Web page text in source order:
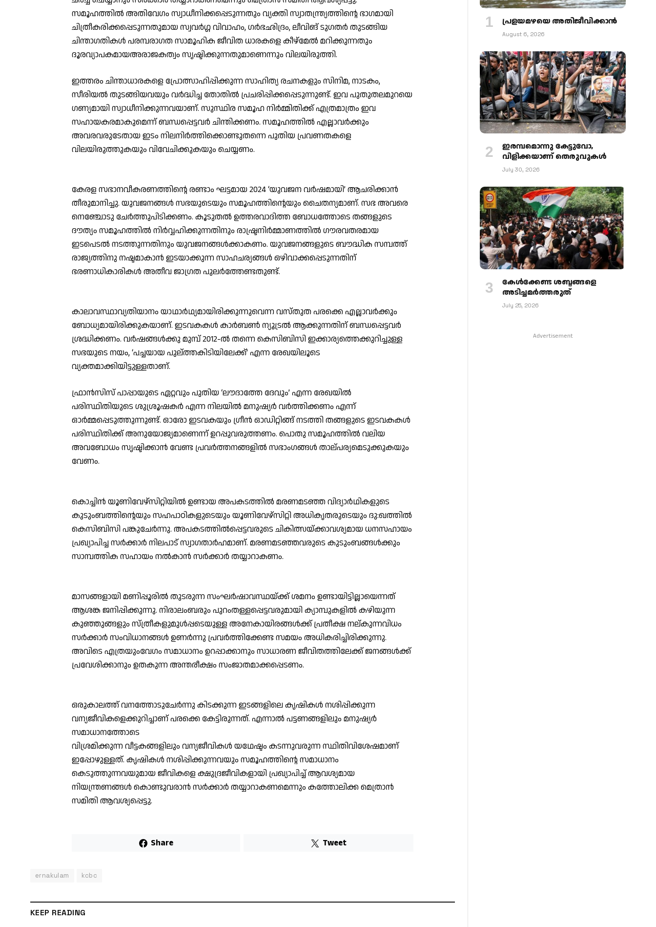
സമൂഹത്തില്‍ അതിവേഗം സ്വാധീനിക്കപ്പെടുന്നതും വ്യക്തി സ്വാതന്ത്ര്യത്തിന്റെ ഭാഗമായി
ചിത്രീകരിക്കപ്പെടുന്നതുമായ സ്വവര്‍ഗ്ഗ വിവാഹം, ഗര്‍ഭഛിദ്രം, ലീവിങ് ടുഗതര്‍ തുടങ്ങിയ
ചിന്താഗതികള്‍ പരമ്പരാഗത സാമൂഹിക ജീവിത ധാരകളെ കീഴ്മേല്‍ മറിക്കുന്നതും
ദൂരവ്യാപകമായഅരാജകത്വം സൃഷ്ടിക്കുന്നതുമാണെന്നും വിലയിരുത്തി.
ഇത്തരം ചിന്താധാരകളെ പ്രോത്സാഹിപ്പിക്കുന്ന സാഹിത്യ രചനകളും സിനിമ, നാടകം,
സീരിയല്‍ തുടങ്ങിയവയും വര്‍ദ്ധിച്ച തോതില്‍ പ്രചരിപ്പിക്കപ്പെടുന്നുണ്ട്. ഇവ പുതുതലമുറയെ
ഗണ്യമായി സ്വാധീനിക്കുന്നവയാണ്. സുസ്ഥിര സമൂഹ നിര്‍മ്മിതിക്ക് എത്രമാത്രം ഇവ
സഹായകരമാകുമെന്ന് ബന്ധപ്പെട്ടവര്‍ ചിന്തിക്കണം. സമൂഹത്തില്‍ എല്ലാവര്‍ക്കും
അവരവരുടേതായ ഇടം നിലനിര്‍ത്തിക്കൊണ്ടുതന്നെ പുതിയ പ്രവണതകളെ
വിലയിരുത്തുകയും വിവേചിക്കുകയും ചെയ്യണം.
കേരള സഭാനവീകരണത്തിന്റെ രണ്ടാം ഘട്ടമായ 2024 ‘യുവജന വര്‍ഷമായി’ ആചരിക്കാന്‍
തീരുമാനിച്ചു. യുവജനങ്ങള്‍ സഭയുടെയും സമൂഹത്തിന്റെയും ചൈതന്യമാണ്. സഭ അവരെ
നെഞ്ചോടു ചേര്‍ത്തുപിടിക്കണം. കൂടുതല്‍ ഉത്തരവാദിത്ത ബോധത്തോടെ തങ്ങളുടെ
ദൗത്യം സമൂഹത്തില്‍ നിര്‍വ്വഹിക്കുന്നതിനും രാഷ്ട്രനിര്‍മ്മാണത്തില്‍ ഗൗരവതരമായ
ഇടപെടല്‍ നടത്തുന്നതിനും യുവജനങ്ങള്‍ക്കാകണം. യുവജനങ്ങളുടെ ബൗദ്ധിക സമ്പത്ത്
രാജ്യത്തിനു നഷ്ടമാകാന്‍ ഇടയാക്കുന്ന സാഹചര്യങ്ങള്‍ ഒഴിവാക്കപ്പെടുന്നതിന്
ഭരണാധികാരികള്‍ അതീവ ജാഗ്രത പുലര്‍ത്തേണ്ടതുണ്ട്.
കാലാവസ്ഥാവ്യതിയാനം യാഥാര്‍ഥ്യമായിരിക്കുന്നുവെന്ന വസ്തുത പരക്കെ എല്ലാവര്‍ക്കും
ബോധ്യമായിരിക്കുകയാണ്. ഇടവകകള്‍ കാര്‍ബണ്‍ ന്യൂട്രല്‍ ആക്കുന്നതിന് ബന്ധപ്പെട്ടവര്‍
ശ്രദ്ധിക്കണം. വര്‍ഷങ്ങള്‍ക്കു മുമ്പ് 2012-ല്‍ തന്നെ കെസിബിസി ഇക്കാര്യത്തെക്കുറിച്ചുള്ള
സഭയുടെ നയം, ‘പച്ചയായ പുല്ത്തകിടിയിലേക്ക്’ എന്ന രേഖയിലൂടെ
വ്യക്തമാക്കിയിട്ടുള്ളതാണ്.
ഫ്രാന്‍സിസ് പാപ്പായുടെ ഏറ്റവും പുതിയ ‘ലൗദാത്തേ ദേവും’ എന്ന രേഖയില്‍
പരിസ്ഥിതിയുടെ ശുശ്രൂഷകര്‍ എന്ന നിലയില്‍ മനുഷ്യര്‍ വര്‍ത്തിക്കണം എന്ന്
ഓര്‍മ്മപ്പെടുത്തുന്നുണ്ട്. ഓരോ ഇടവകയും ഗ്രീന്‍ ഓഡിറ്റിങ്ങ് നടത്തി തങ്ങളുടെ ഇടവകകള്‍
പരിസ്ഥിതിക്ക് അനുയോജ്യമാണെന്ന് ഉറപ്പുവരുത്തണം. പൊതു സമൂഹത്തില്‍ വലിയ
അവബോധം സൃഷ്ടിക്കാന്‍ വേണ്ട പ്രവര്‍ത്തനങ്ങളില്‍ സഭാംഗങ്ങള്‍ താല്പര്യമെടുക്കുകയും
വേണം.
കൊച്ചിന്‍ യൂണിവേഴ്സിറ്റിയില്‍ ഉണ്ടായ അപകടത്തില്‍ മരണമടഞ്ഞ വിദ്യാര്‍ഥികളുടെ
കുടുംബത്തിന്റെയും സഹപാഠികളുടെയും യൂണിവേഴ്സിറ്റി അധികൃതരുടെയും ദു:ഖത്തില്‍
കെസിബിസി പങ്കുചേര്‍ന്നു. അപകടത്തില്‍പ്പെട്ടവരുടെ ചികിത്സയ്ക്കാവശ്യമായ ധനസഹായം
പ്രഖ്യാപിച്ച സര്‍ക്കാര്‍ നിലപാട് സ്വാഗതാര്‍ഹമാണ്. മരണമടഞ്ഞവരുടെ കുടുംബങ്ങള്‍ക്കും
സാമ്പത്തിക സഹായം നല്‍കാന്‍ സര്‍ക്കാര്‍ തയ്യാറാകണം.
മാസങ്ങളായി മണിപ്പൂരില്‍ തുടരുന്ന സംഘര്‍ഷാവസ്ഥയ്ക്ക് ശമനം ഉണ്ടായിട്ടില്ലായെന്നത്
ആശങ്ക ജനിപ്പിക്കുന്നു. നിരാലംബരും പുറംതള്ളപ്പെട്ടവരുമായി ക്യാമ്പുകളില്‍ കഴിയുന്ന
കുഞ്ഞുങ്ങളും സ്ത്രീകളുമുള്‍പ്പടെയുള്ള അനേകായിരങ്ങള്‍ക്ക് പ്രതീക്ഷ നല്കുന്നവിധം
സര്‍ക്കാര്‍ സംവിധാനങ്ങള്‍ ഉണര്‍ന്നു പ്രവര്‍ത്തിക്കേണ്ട സമയം അധികരിച്ചിരിക്കുന്നു.
അവിടെ എത്രയുംവേഗം സമാധാനം ഉറപ്പാക്കാനും സാധാരണ ജീവിതത്തിലേക്ക് ജനങ്ങള്‍ക്ക്
പ്രവേശിക്കാനും ഉതകുന്ന അന്തരീക്ഷം സംജാതമാക്കപ്പെടണം.
ഒരുകാലത്ത് വനത്തോടുചേര്‍ന്നു കിടക്കുന്ന ഇടങ്ങളിലെ കൃഷികള്‍ നശിപ്പിക്കുന്ന
വന്യജീവികളെക്കുറിച്ചാണ് പരക്കെ കേട്ടിരുന്നത്. എന്നാല്‍ പട്ടണങ്ങളിലും മനുഷ്യര്‍
സമാധാനത്തോടെ
വിശ്രമിക്കുന്ന വീട്ടകങ്ങളിലും വന്യജീവികള്‍ യഥേഷ്ടം കടന്നുവരുന്ന സ്ഥിതിവിശേഷമാണ്
ഇപ്പോഴുള്ളത്. കൃഷികള്‍ നശിപ്പിക്കുന്നവയും സമൂഹത്തിന്റെ സമാധാനം
കെടുത്തുന്നവയുമായ ജീവികളെ ക്ഷുദ്രജീവികളായി പ്രഖ്യാപിച്ച് ആവശ്യമായ
നിയന്ത്രണങ്ങള്‍ കൊണ്ടുവരാന്‍ സര്‍ക്കാര്‍ തയ്യാറാകണമെന്നും കത്തോലിക്ക മെത്രാന്‍
സമിതി ആവശ്യപ്പെട്ടു.
Share Tweet
ernakulam kcbc
KEEP READING
പ്രളയമഴയെ അതിജീവിക്കാന്‍
August 6, 2026
ഇരമ്പമൊന്നു കേട്ടുവോ,
വിളിക്കയാണ് തെരുവുകള്‍
July 30, 2026
കേള്‍ക്കേണ്ട ശബ്ദങ്ങളെ
അടിച്ചമര്‍ത്തരുത്
July 25, 2026
Advertisement